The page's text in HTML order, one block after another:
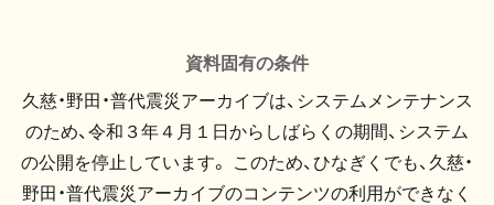
資料固有の条件
久慈・野田・普代震災アーカイブは、システムメンテナンス
のため、令和３年４月１日からしばらくの期間、システム
の公開を停止しています。 このため、ひなぎくでも、久慈・
野田・普代震災アーカイブのコンテンツの利用ができなく